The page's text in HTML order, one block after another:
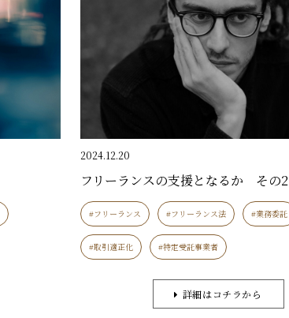
2024.12.20
フリーランスの支援となるか その2
#フリーランス #フリーランス法 #業務委託
#取引適正化 #特定受託事業者
詳細はコチラから